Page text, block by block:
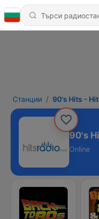
Станции 90's Hits -
90's
Online